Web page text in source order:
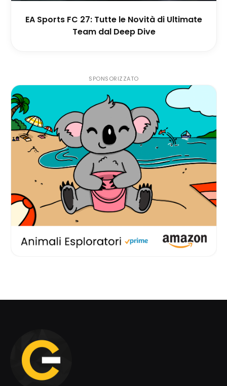
EA Sports FC 27: Tutte le Novità di Ultimate
Team dal Deep Dive
SPONSORIZZATO